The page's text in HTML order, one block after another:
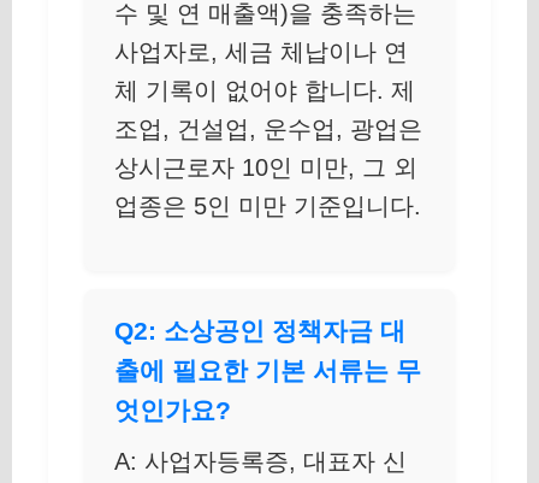
수 및 연 매출액)을 충족하는
사업자로, 세금 체납이나 연
체 기록이 없어야 합니다. 제
조업, 건설업, 운수업, 광업은
상시근로자 10인 미만, 그 외
업종은 5인 미만 기준입니다.
Q2: 소상공인 정책자금 대
출에 필요한 기본 서류는 무
엇인가요?
A: 사업자등록증, 대표자 신